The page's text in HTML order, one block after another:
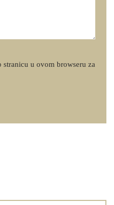
stranicu u ovom browseru za